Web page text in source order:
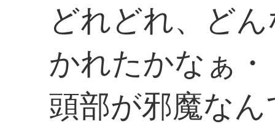
どれどれ、ど
かれたかなぁ
頭部が邪魔な